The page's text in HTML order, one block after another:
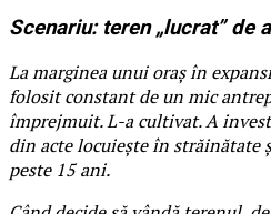
Scenariu: teren „lucrat” de
La marginea unui oraș în
folosit constant de un mic
împrejmuit. L-a cultivat. A
din acte locuiește în
peste 15 ani.